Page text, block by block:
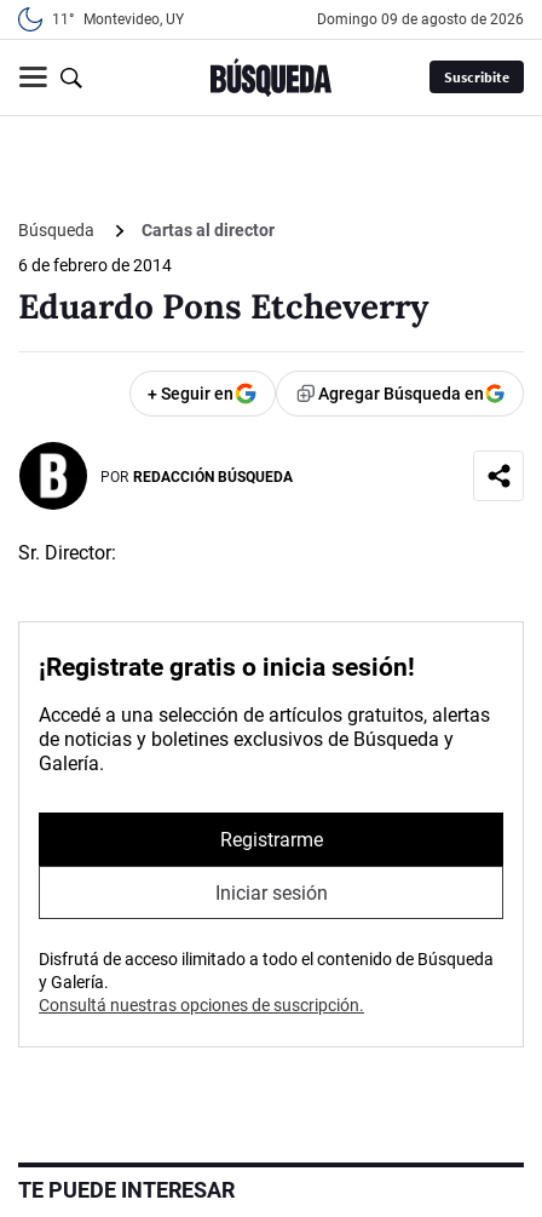
11° Montevideo, UY domingo 09 de agosto de 2026
Suscribite
Búsqueda
Cartas al director
6 de febrero de 2014
Eduardo Pons Etcheverry
+ Seguir en Agregar Búsqueda en
POR REDACCIÓN BÚSQUEDA
Sr. Director:
¡Registrate gratis o inicia sesión!
Accedé a una selección de artículos gratuitos, alertas
de noticias y boletines exclusivos de Búsqueda y
Galería.
Registrarme
Iniciar sesión
Disfrutá de acceso ilimitado a todo el contenido de Búsqueda
y Galería.
Consultá nuestras opciones de suscripción.
TE PUEDE INTERESAR